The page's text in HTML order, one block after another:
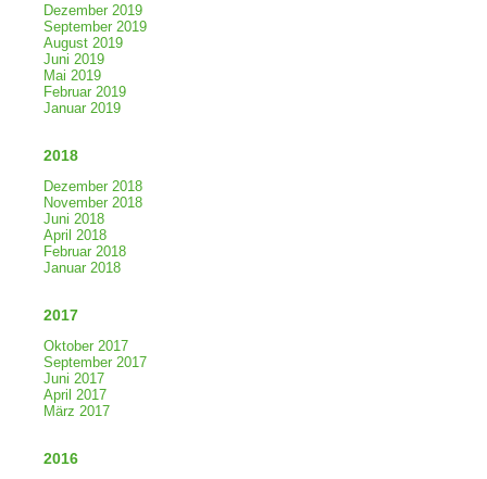
Dezember 2019
September 2019
August 2019
Juni 2019
Mai 2019
Februar 2019
Januar 2019
2018
Dezember 2018
November 2018
Juni 2018
April 2018
Februar 2018
Januar 2018
2017
Oktober 2017
September 2017
Juni 2017
April 2017
März 2017
2016